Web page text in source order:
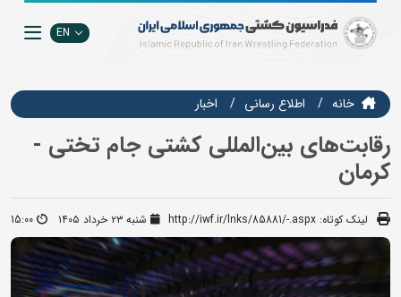
EN
خانه اطلاع رسانی اخبار
رقابت‌های بین‌المللی کشتی جام تختی -
کرمان
لینک کوتاه: http://iwf.ir/lnks/85881/-.aspx شنبه ۲۳ خرداد ۱۴۰۵ 15:00